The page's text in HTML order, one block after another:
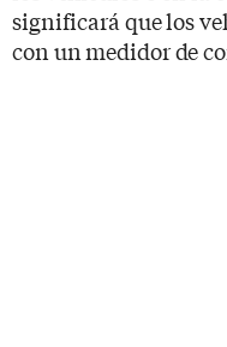
significará que los
con un medidor de